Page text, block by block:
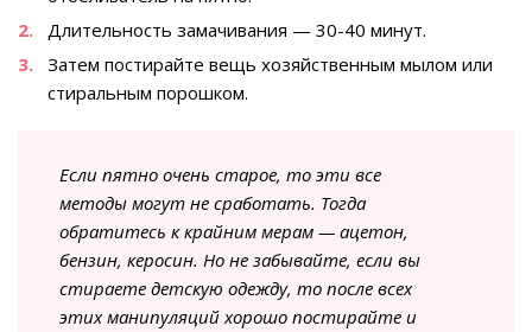
Длительность замачивания — 30-40 минут.
Затем постирайте вещь хозяйственным мылом или
стиральным порошком.
Если пятно очень старое, то эти все
методы могут не сработать. Тогда
обратитесь к крайним мерам — ацетон,
бензин, керосин. Но не забывайте, если вы
стираете детскую одежду, то после всех
этих манипуляций хорошо постирайте и